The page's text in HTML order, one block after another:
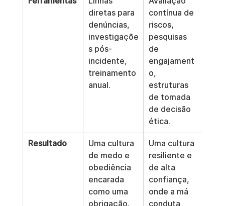
diretas para
denúncias,
investigaçõe
s pós-
incidente,
treinamento
anual.
contínua de
riscos,
pesquisas
de
engajament
o,
estruturas
de tomada
de decisão
ética.
Resultado
Uma cultura
de medo e
obediência
encarada
como uma
obrigação.
Uma cultura
resiliente e
de alta
confiança,
onde a má
conduta